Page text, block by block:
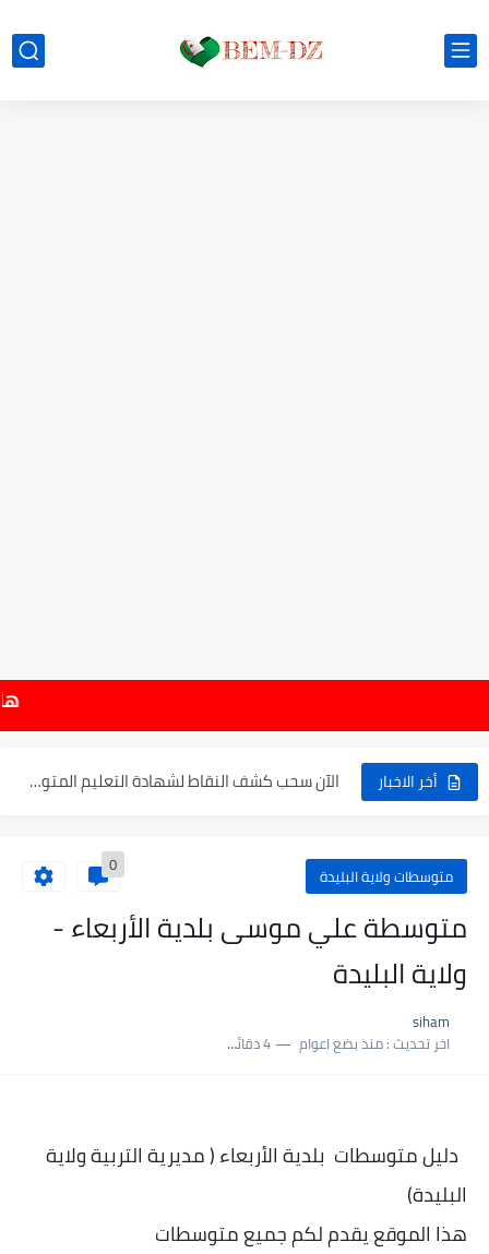
هام : نتائج
أخر الاخبار
الإعلان عن نتائج بكالوريا 2025 في الجزائر يوم 20...
الآن سحب كشف النقاط لشهادة التعليم المتوسط 2025
حساب معدل شهادة التعليم المتوسط بيام 2025
متوسطات ولاية البليدة 0
متوسطة علي موسى بلدية الأربعاء -
ولاية البليدة
siham
اخر تحديث :منذ بضع اعوام 4 دقائق للقراءة
دليل متوسطات بلديةالأربعاء ( مديرية التربية ولاية
البليدة)
هذا الموقع يقدم لكم جميع متوسطات